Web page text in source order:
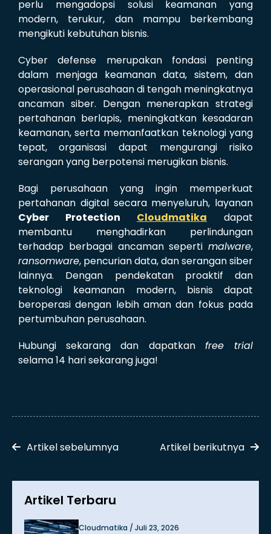
perlu mengadopsi solusi keamanan yang
modern, terukur, dan mampu berkembang
mengikuti kebutuhan bisnis.
Cyber defense merupakan fondasi penting
dalam menjaga keamanan data, sistem, dan
operasional perusahaan di tengah meningkatnya
ancaman siber. Dengan menerapkan strategi
pertahanan berlapis, meningkatkan kesadaran
keamanan, serta memanfaatkan teknologi yang
tepat, organisasi dapat mengurangi risiko
serangan yang berpotensi merugikan bisnis.
Bagi perusahaan yang ingin memperkuat
pertahanan digital secara menyeluruh, layanan
Cyber Protection Cloudmatika dapat
membantu menghadirkan perlindungan
terhadap berbagai ancaman sepertimalware,
ransomware, pencurian data, dan serangan siber
lainnya. Dengan pendekatan proaktif dan
teknologi keamanan modern, bisnis dapat
beroperasi dengan lebih aman dan fokus pada
pertumbuhan perusahaan.
Hubungi sekarang dan dapatkanfree trial
selama 14 hari sekarang juga!
Artikel sebelumnya Artikel berikutnya
Artikel Terbaru
Cloudmatika / Juli 23, 2026